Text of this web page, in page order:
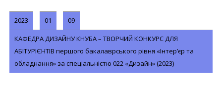
2023 01 09
КАФЕДРА ДИЗАЙНУ КНУБА – ТВОРЧИЙ КОНКУРС ДЛЯ
АБІТУРІЄНТІВ першого бакалаврського рівня «Інтер’єр та
обладнання» за спеціальністю 022 «Дизайн» (2023)